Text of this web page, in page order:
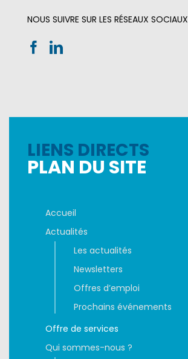
NOUS SUIVRE SUR LES RÉSEAUX SOCIAUX
LIENS DIRECTS
PLAN DU SITE
Accueil
Actualités
Les actualités
Newsletters
Offres d’emploi
Prochains événements
Offre de services
Qui sommes-nous ?